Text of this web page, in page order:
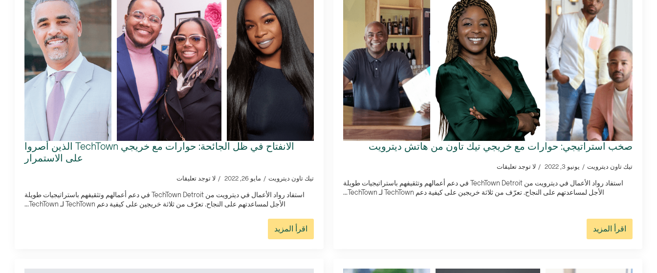
صخب استراتيجي: حوارات مع خريجي تيك تاون من هاتش ديترويت
تيك تاون ديترويت يونيو 3, 2022 لا توجد تعليقات
استفاد رواد الأعمال في ديترويت من TechTown Detroit في دعم أعمالهم وتثقيفهم باستراتيجيات طويلة
الأجل لمساعدتهم على النجاح. تعرّف من ثلاثة خريجين على كيفية دعم TechTown لـ TechTown...
اقرأ المزيد
الانفتاح في ظل الجائحة: حوارات مع خريجي TechTown الذين أصروا
على الاستمرار
تيك تاون ديترويت مايو 26, 2022 لا توجد تعليقات
استفاد رواد الأعمال في ديترويت من TechTown Detroit في دعم أعمالهم وتثقيفهم باستراتيجيات طويلة
الأجل لمساعدتهم على النجاح. تعرّف من ثلاثة خريجين على كيفية دعم TechTown لـ TechTown...
اقرأ المزيد